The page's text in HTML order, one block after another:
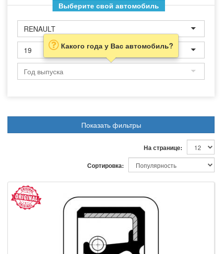
Выберите свой автомобиль
RENAULT
19 Какого года у Вас автомобиль?
Показать фильтры
На странице:
Сортировка: